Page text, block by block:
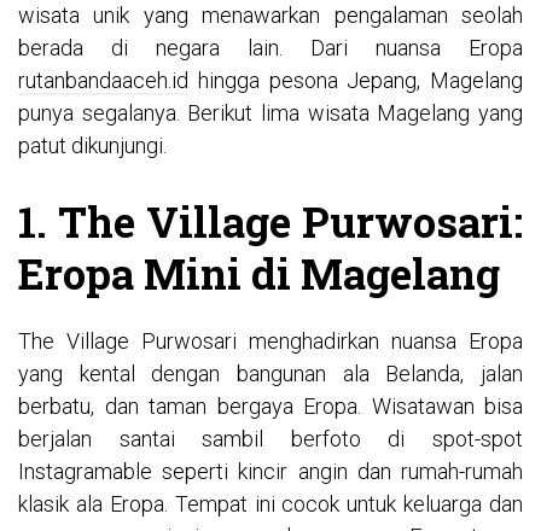
wisata unik yang menawarkan pengalaman seolah
berada di negara lain. Dari nuansa Eropa
rutanbandaaceh.id hingga pesona Jepang, Magelang
punya segalanya. Berikut lima wisata Magelang yang
patut dikunjungi.
1. The Village Purwosari:
Eropa Mini di Magelang
The Village Purwosari menghadirkan nuansa Eropa
yang kental dengan bangunan ala Belanda, jalan
berbatu, dan taman bergaya Eropa. Wisatawan bisa
berjalan santai sambil berfoto di spot-spot
Instagramable seperti kincir angin dan rumah-rumah
klasik ala Eropa. Tempat ini cocok untuk keluarga dan